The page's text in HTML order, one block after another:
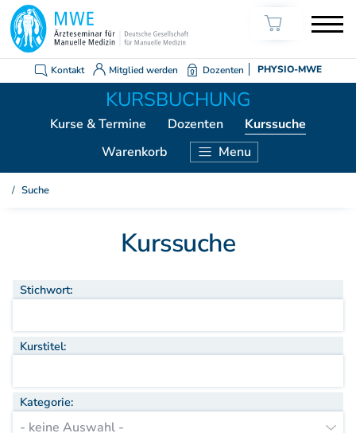
Kontakt Mitglied werden Dozenten PHYSIO-MWE
Kurse & Termine Dozenten
Kurssuche
Warenkorb
Menu
KURSE ÄRZTE
Grundkurs Modul 1
Grundkurs Modul 4
Aufbaukurs Modul 6
Aufbaukurs Modul 8
Fortbildung & Zusatzkurse
Refresherkurse Manuelle Medizin
Suche
Kurssuche
Stichwort:
Kurstitel:
Kategorie: